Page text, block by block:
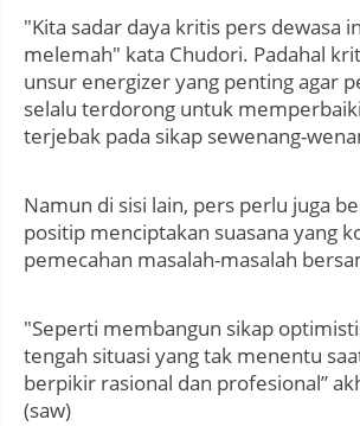
"Kita sadar daya kritis pers dewasa
melemah" kata Chudori. Padahal
unsur energizer yang penting agar
selalu terdorong untuk
terjebak pada sikap sewenang-
Namun di sisi lain, pers perlu juga
positip menciptakan suasana yang
pemecahan masalah-masalah
"Seperti membangun sikap
tengah situasi yang tak menentu
berpikir rasional dan profesional”
(saw)